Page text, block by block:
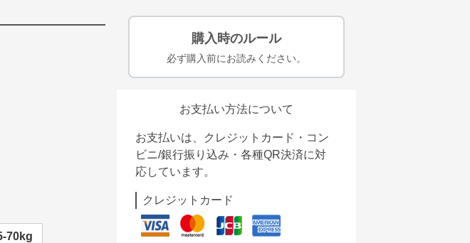
70kg
購入時のルール
必ず購入前にお読みください。
お支払い方法について
お支払いは、クレジットカード・コン
ビニ/銀行振り込み・各種QR決済に対
応しています。
クレジットカード